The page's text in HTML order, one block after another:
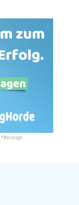
*Anzeige